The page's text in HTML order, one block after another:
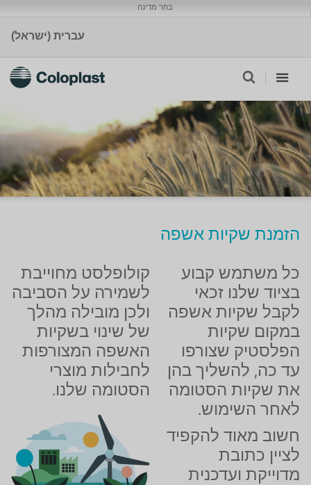
בחר מדינה
עברית (ישראל)
הזמנת שקיות אשפה
קולופלסט מחוייבת
לשמירה על הסביבה
ולכן מובילה מהלך
של שינוי בשקיות
האשפה המצורפות
לחבילות מוצרי
הסטומה שלנו.
כל משתמש קבוע
בציוד שלנו זכאי
לקבל שקיות אשפה
במקום שקיות
הפלסטיק שצורפו
עד כה, להשליך בהן
את שקיות הסטומה
לאחר השימוש.
חשוב מאוד להקפיד
לציין כתובת
מדוייקת ועדכנית